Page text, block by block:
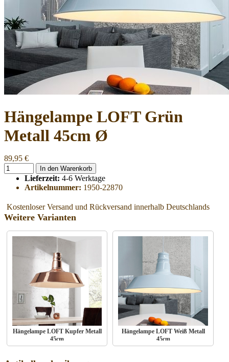
Hängelampe LOFT Grün
Metall 45cm Ø
89,95 €
In den Warenkorb
Lieferzeit: 4-6 Werktage
Artikelnummer: 1950-22870
Kostenloser Versand und Rückversand innerhalb Deutschlands
Weitere Varianten
Hängelampe LOFT Kupfer Metall
45cm
Hängelampe LOFT Weiß Metall
45cm